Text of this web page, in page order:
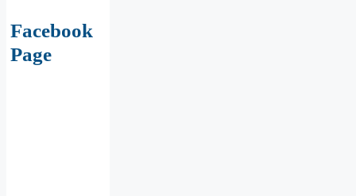
Facebook
Page